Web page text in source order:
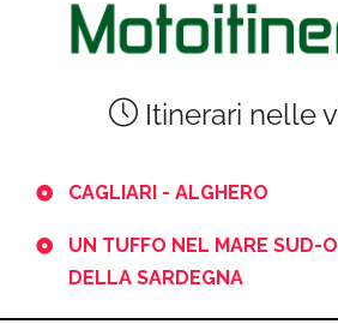
Itinerari nelle
CAGLIARI - ALGHERO
UN TUFFO NEL MARE SUD-
DELLA SARDEGNA